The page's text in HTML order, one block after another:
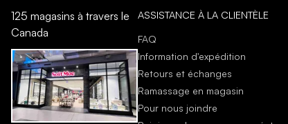
125 magasins à travers le
Canada
ASSISTANCE À LA CLIENTÈLE
FAQ
Information d'expédition
Retours et échanges
Ramassage en magasin
Pour nous joindre